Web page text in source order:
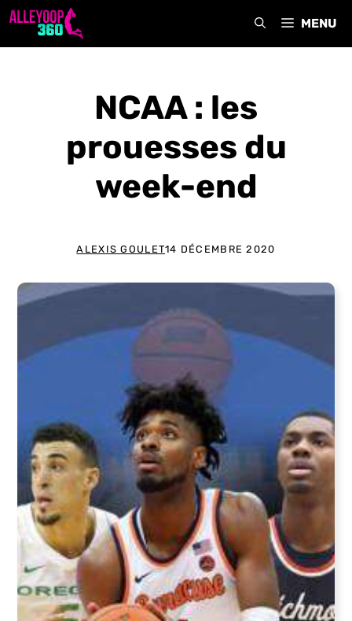
Aller
MENU
NCAA : les
prouesses du
week-end
ALEXIS GOULET14 DÉCEMBRE 2020